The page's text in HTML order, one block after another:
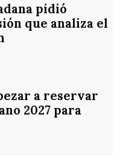
pidió
que analiza el
a reservar
2027 para